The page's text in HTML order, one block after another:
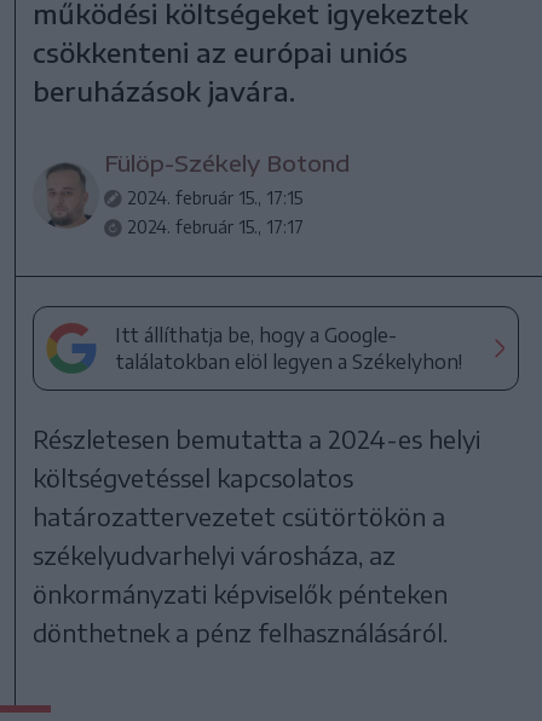
működési költségeket igyekeztek
csökkenteni az európai uniós
beruházások javára.
Fülöp-Székely Botond
2024. február 15., 17:15
2024. február 15., 17:17
Itt állíthatja be, hogy a Google-
találatokban elöl legyen a Székelyhon!
Részletesen bemutatta a 2024-es helyi
költségvetéssel kapcsolatos
határozattervezetet csütörtökön a
székelyudvarhelyi városháza, az
önkormányzati képviselők pénteken
dönthetnek a pénz felhasználásáról.